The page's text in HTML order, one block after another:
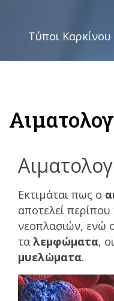
Τύποι Καρκίνου
Εκτιμάται πως ο
αποτελεί
νεοπλασιών, ενώ
τα λεμφώματα, οι
μυελώματα.